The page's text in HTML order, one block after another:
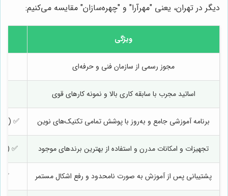
دیگر در تهران، یعنی "مهرآرا" و "چهره‌سازان" مقایسه می‌کنیم:
ویژگی
مجوز رسمی از سازمان فنی و حرفه‌ای
اساتید مجرب با سابقه کاری بالا و نمونه کارهای قوی
برنامه آموزشی جامع و به‌روز با پوشش تمامی تکنیک‌های نوین ✅
تجهیزات و امکانات مدرن و استفاده از بهترین برندهای موجود ✅
پشتیبانی پس از آموزش به صورت نامحدود و رفع اشکال مستمر ✅